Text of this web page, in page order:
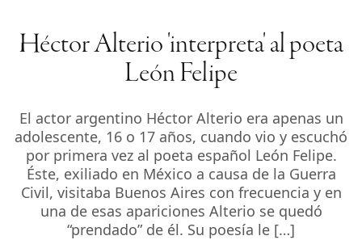
Héctor Alterio 'interpreta' al poeta
León Felipe
El actor argentino Héctor Alterio era apenas un
adolescente, 16 o 17 años, cuando vio y escuchó
por primera vez al poeta español León Felipe.
Éste, exiliado en México a causa de la Guerra
Civil, visitaba Buenos Aires con frecuencia y en
una de esas apariciones Alterio se quedó
“prendado” de él. Su poesía le […]